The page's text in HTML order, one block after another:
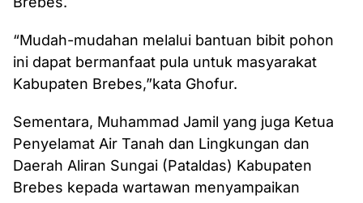
“Mudah-mudahan melalui bantuan bibit pohon
ini dapat bermanfaat pula untuk masyarakat
Kabupaten Brebes,”kata Ghofur.
Sementara, Muhammad Jamil yang juga Ketua
Penyelamat Air Tanah dan Lingkungan dan
Daerah Aliran Sungai (Pataldas) Kabupaten
Brebes kepada wartawan menyampaikan